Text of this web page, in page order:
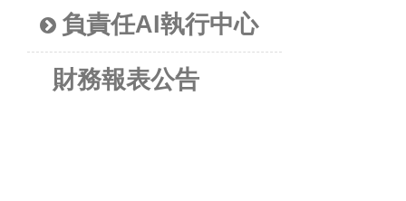
負責任AI執行中心
財務報表公告